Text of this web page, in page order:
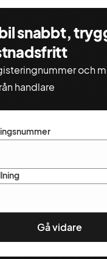
snabbt,
och
handlare
Gå vidare